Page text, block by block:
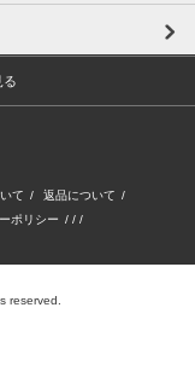
る
て / 返品について /
ポリシー / / /
reserved.